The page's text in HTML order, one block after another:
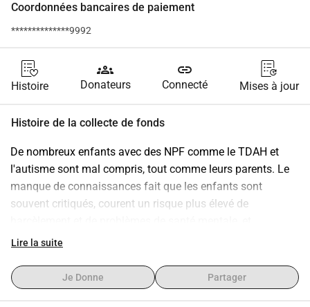
Coordonnées bancaires de paiement
**************9992
Histoire
groups
Donateurs
link
Connecté Mises à jour
Histoire de la collecte de fonds
De nombreux enfants avec des NPF comme le TDAH et
l'autisme sont mal compris, tout comme leurs parents. Le
manque de connaissances fait que les enfants sont
souvent critiqués, courent un risque plus élevé de
beaucoup ont un taux d'absentéisme scolaire élevé. Les
importante, le risque de harcèlement est ~6× plus élevé, le
risque de tentatives de suicide est 6,5× plus élevé, 35 %
Lire la suite
Je Donne Partager